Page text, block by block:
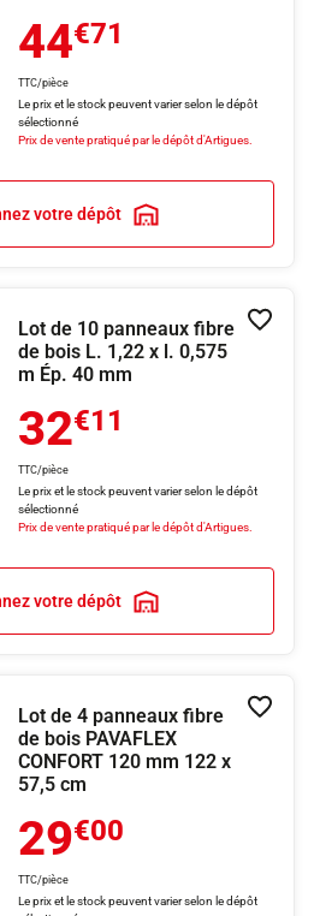
44€71
TTC/pièce
Le prix et le stock peuvent varier selon le dépôt
sélectionné
Prix de vente pratiqué par le dépôt d'Artigues.
votre dépôt
Lot de 10 panneaux fibre
de bois L. 1,22 x l. 0,575
m Ép. 40 mm
32€11
TTC/pièce
Le prix et le stock peuvent varier selon le dépôt
sélectionné
Prix de vente pratiqué par le dépôt d'Artigues.
votre dépôt
Lot de 4 panneaux fibre
de bois PAVAFLEX
CONFORT 120 mm 122 x
57,5 cm
29€00
TTC/pièce
Le prix et le stock peuvent varier selon le dépôt